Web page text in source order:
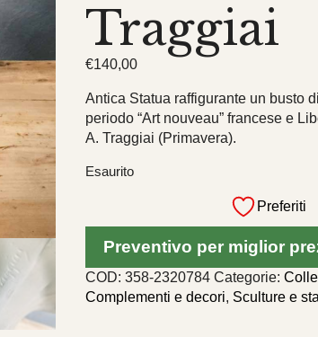
Traggiai
€140,00
Antica Statua raffigurante un busto
periodo “Art nouveau” francese e
A. Traggiai (Primavera).
Esaurito
Preferiti
Preventivo per miglior
COD:358-2320784 Categorie:
Complementi e decori, Sculture e